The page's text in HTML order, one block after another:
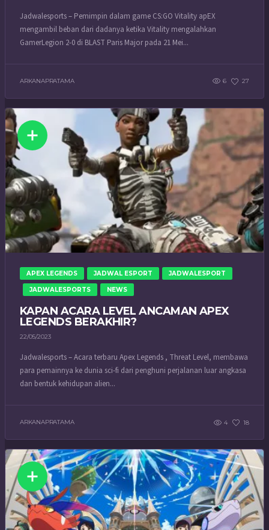
Jadwalesports – Pemimpin dalam game CS:GO Vitality apEX
mengambil beban dari dadanya ketika Vitality mengalahkan
GamerLegion 2-0 di BLAST Paris Major pada 21 Mei...
ARKANAPRATAMA 6 27
APEX LEGENDS JADWAL ESPORT JADWALESPORT
JADWALESPORTS NEWS
KAPAN ACARA LEVEL ANCAMAN APEX
LEGENDS BERAKHIR?
22/05/2023
Jadwalesports – Acara terbaru Apex Legends , Threat Level, membawa
para pemainnya ke dunia sci-fi dari penghuni perjalanan luar angkasa
dan bentuk kehidupan alien...
ARKANAPRATAMA 4 18